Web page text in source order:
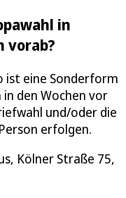
in
vorab?
ist eine Sonderform
den Wochen vor
und/oder die
erfolgen.
Kölner Straße 75,